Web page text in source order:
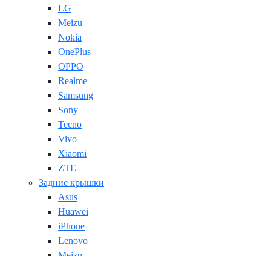
LG
Meizu
Nokia
OnePlus
OPPO
Realme
Samsung
Sony
Tecno
Vivo
Xiaomi
ZTE
Задние крышки
Asus
Huawei
iPhone
Lenovo